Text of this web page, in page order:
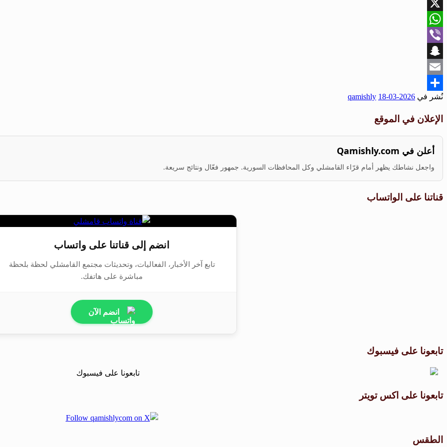
Facebook
X
WhatsApp
Viber
Snapchat
Email
Share
نُشر في 2026-03-18
qamishly
الإعلان في الموقع
أعلن في Qamishly.com
واجعل نشاطك يظهر أمام قرّاء القامشلي وكل المحافظات السورية. جمهور فعّال ونتائج سريعة.
قناتنا على الواتساب
انضم إلى قناتنا على واتساب
تابع آخر الأخبار، الفعاليات، وتحديثات مجتمع القامشلي لحظة بلحظة
مباشرة على هاتفك.
انضم الآن
تابعونا على فيسبوك
تابعونا على اكس تويتر
الطقس